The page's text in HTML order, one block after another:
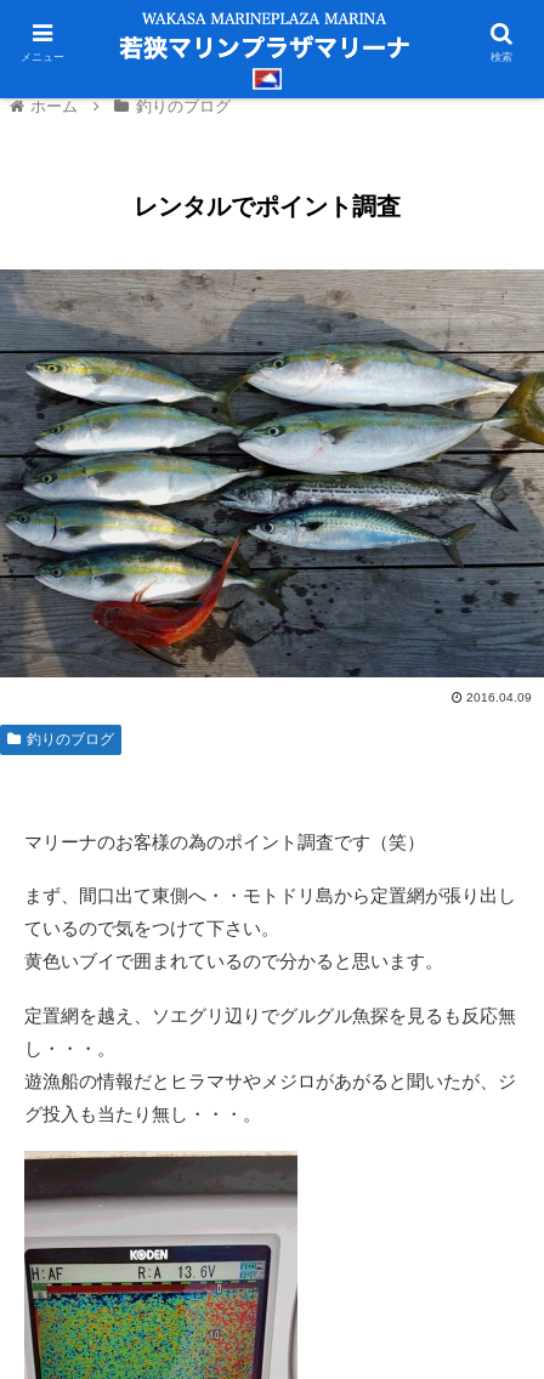
ホーム 釣りのブログ
レンタルでポイント調査
2016.04.09
釣りのブログ
マリーナのお客様の為のポイント調査です（笑）
まず、間口出て東側へ・・モトドリ島から定置網が張り出し
ているので気をつけて下さい。
黄色いブイで囲まれているので分かると思います。
定置網を越え、ソエグリ辺りでグルグル魚探を見るも反応無
し・・・。
遊漁船の情報だとヒラマサやメジロがあがると聞いたが、ジ
グ投入も当たり無し・・・。
メニュー 検索